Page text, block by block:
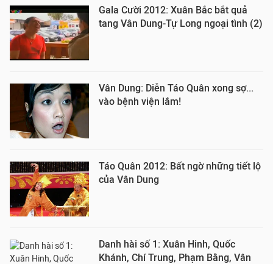
Gala Cười 2012: Xuân Bắc bắt quả
tang Vân Dung-Tự Long ngoại tình (2)
Vân Dung: Diễn Táo Quân xong sợ...
vào bệnh viện lắm!
Táo Quân 2012: Bất ngờ những tiết lộ
của Vân Dung
Danh hài số 1: Xuân Hinh, Quốc
Khánh, Chí Trung, Phạm Bằng, Vân